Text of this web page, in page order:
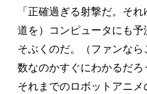
「正確過ぎる射撃だ。そ
道を）コンピュータにも予
そぶくのだ。（ファンな
数なのかすぐにわかるだろ
それまでのロボットアニメ